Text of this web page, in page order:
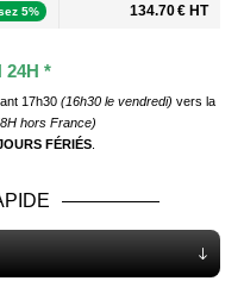
5% 134.70 € HT
24H *
17h30 (16h30 le vendredi) vers la
hors France)
FÉRIÉS.